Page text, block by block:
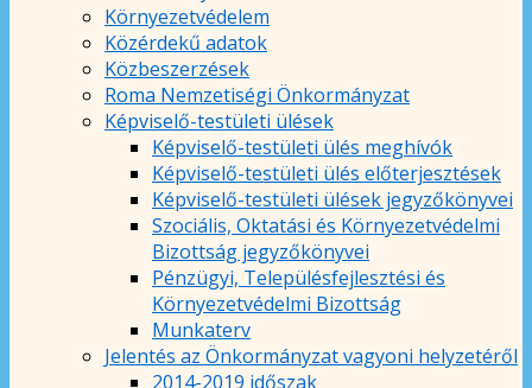
Környezetvédelem
Közérdekű adatok
Közbeszerzések
Roma Nemzetiségi Önkormányzat
Képviselő-testületi ülések
Képviselő-testületi ülés meghívók
Képviselő-testületi ülés előterjesztések
Képviselő-testületi ülések jegyzőkönyvei
Szociális, Oktatási és Környezetvédelmi
Bizottság jegyzőkönyvei
Pénzügyi, Településfejlesztési és
Környezetvédelmi Bizottság
Munkaterv
Jelentés az Önkormányzat vagyoni helyzetéről
2014-2019 időszak